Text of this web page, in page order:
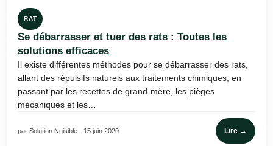
RAT
Se débarrasser et tuer des rats : Toutes les
solutions efficaces
Il existe différentes méthodes pour se débarrasser des rats,
allant des répulsifs naturels aux traitements chimiques, en
passant par les recettes de grand-mère, les pièges
mécaniques et les…
par Solution Nuisible · 15 juin 2020 Lire →